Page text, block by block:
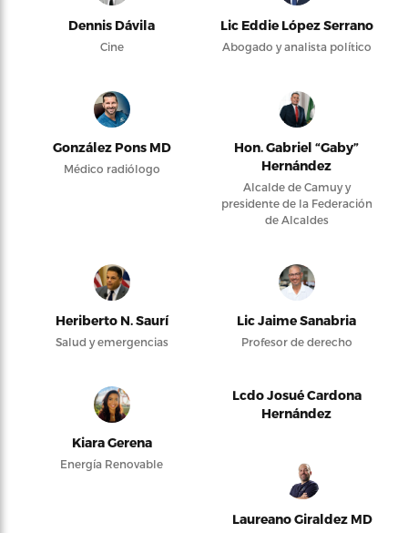
Dennis Dávila
Cine
Lic Eddie López Serrano
Abogado y analista político
González Pons MD
Médico radiólogo
Hon. Gabriel “Gaby”
Hernández
Alcalde de Camuy y
presidente de la Federación
de Alcaldes
Heriberto N. Saurí
Salud y emergencias
Lic Jaime Sanabria
Profesor de derecho
Kiara Gerena
Energía Renovable
Lcdo Josué Cardona
Hernández
Laureano Giraldez MD